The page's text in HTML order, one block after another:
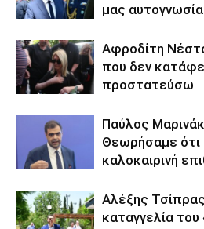
μας
Αφροδίτη
που δεν
προστατεύσω
Παύλος
Θεωρήσαμε ότι
καλοκαιρινή
Αλέξης
καταγγελία